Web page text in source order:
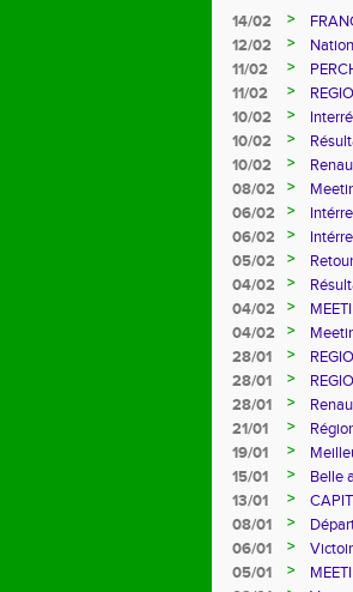
14/02 >
12/02
>
11/02
>
11/02
>
10/02
>
10/02
>
10/02
>
08/02
>
06/02
>
06/02
>
05/02
>
04/02
>
04/02
>
04/02
>
28/01
>
28/01
>
28/01
>
21/01
>
19/01
>
15/01
>
Belle
13/01
>
08/01
>
06/01
>
05/01
>